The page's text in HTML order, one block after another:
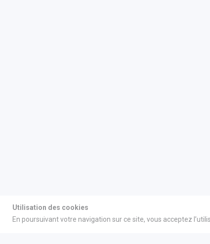
Utilisation des cookies
En poursuivant votre navigation sur ce site, vous acceptez